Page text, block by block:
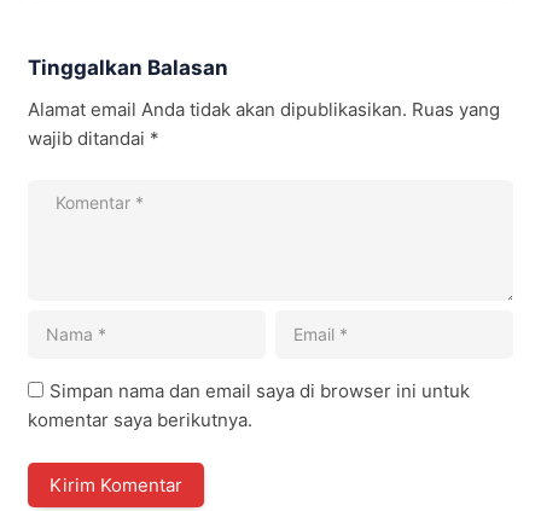
Tinggalkan Balasan
Alamat email Anda tidak akan dipublikasikan. Ruas yang
wajib ditandai *
Simpan nama dan email saya di browser ini untuk
komentar saya berikutnya.